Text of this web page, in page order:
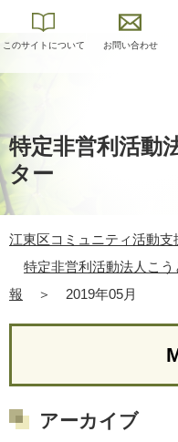
このサイトについて お問い合わせ
特定非営利活動
ター
江東区コミュニティ活動支
特定非営利活動法人こ
報
＞ 2019年05月
アーカイブ